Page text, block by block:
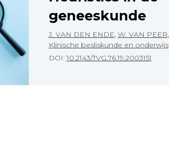
geneeskunde
J. VAN DEN ENDE, W. VAN PEER,
Klinische besliskunde en onderwijs
DOI:10.2143/TVG.76.19.2003151